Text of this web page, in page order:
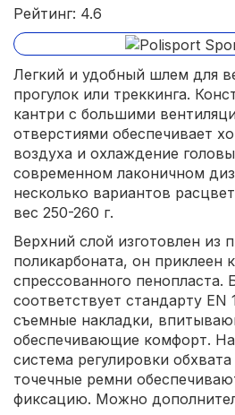
Рейтинг: 4.6
Легкий и удобный шлем для
прогулок или треккинга.
кантри с большими
отверстиями обеспечивает
воздуха и охлаждение
современном лаконичном
несколько вариантов
вес 250-260 г.
Верхний слой изготовлен из
поликарбоната, он приклеен
спрессованного пенопласта.
соответствует стандарту EN
съемные накладки,
обеспечивающие комфорт. На
система регулировки
точечные ремни
фиксацию. Можно